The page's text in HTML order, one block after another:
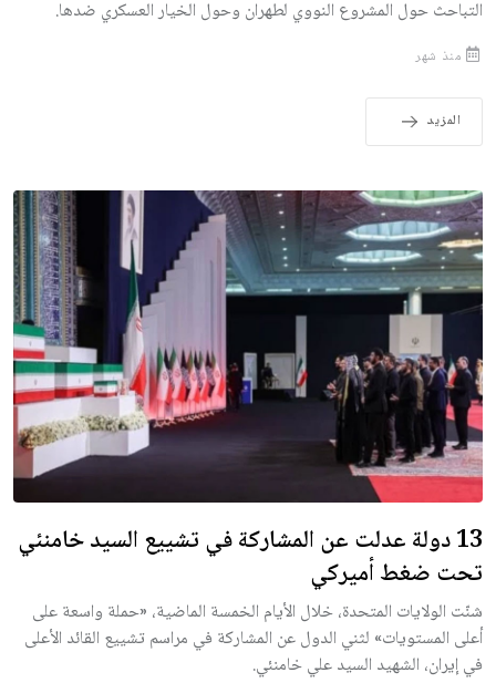
التباحث حول المشروع النووي لطهران وحول الخيار العسكري ضدها.
منذ شهر
المزيد
13 دولة عدلت عن المشاركة في تشييع السيد خامنئي
تحت ضغط أميركي
شنّت الولايات المتحدة، خلال الأيام الخمسة الماضية، «حملة واسعة على
أعلى المستويات» لثني الدول عن المشاركة في مراسم تشييع القائد الأعلى
في إيران، الشهيد السيد علي خامنئي.